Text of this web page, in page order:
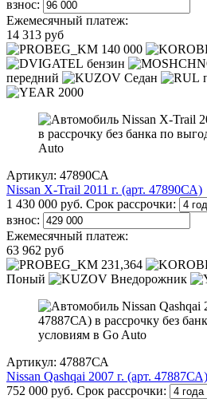
взнос:
Ежемесячный платеж:
14 313 руб
140 000
бензин
передний
Седан
2000
Артикул: 47890СА
Nissan X-Trail 2011 г. (арт. 47890СА)
1 430 000 руб. Срок рассрочки:
взнос:
Ежемесячный платеж:
63 962 руб
231,364
Поный
Внедорожник
Артикул: 47887СА
Nissan Qashqai 2007 г. (арт. 47887СА)
752 000 руб. Срок рассрочки: